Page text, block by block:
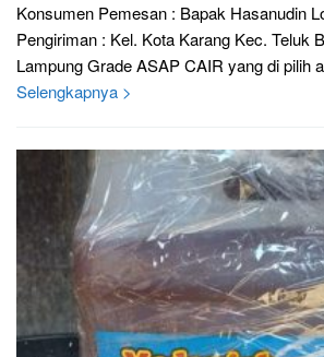
Konsumen Pemesan : Bapak Hasanudin
Pengiriman : Kel. Kota Karang Kec. Teluk
Lampung Grade ASAP CAIR yang di pilih
Selengkapnya >